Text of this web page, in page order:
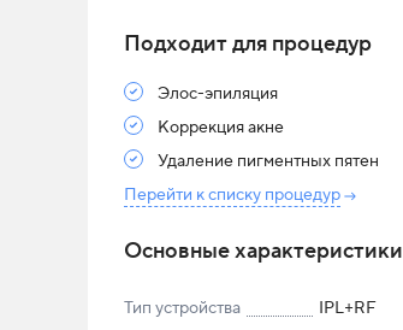
Подходит для процедур
Элос-эпиляция
Коррекция акне
Удаление пигментных пятен
Перейти к списку процедур
Основные характеристики
Тип устройства
IPL+RF